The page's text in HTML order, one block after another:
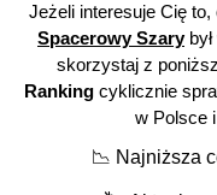
Jeżeli interesuje Cię
Spacerowy Szarybył
skorzystaj z
Ranking cyklicznie
w Polsce
📉 Najniższa